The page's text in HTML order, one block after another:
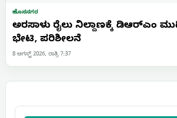
ಹೊಸನಗರ
ಅರಸಾಳು ರೈಲು ನಿಲ್ದಾಣಕ್ಕೆ ಡಿಆರ್‌ಎಂ
ಭೇಟಿ, ಪರಿಶೀಲನೆ
8 ಆಗಸ್ಟ್ 2026, ರಾತ್ರಿ 7:37